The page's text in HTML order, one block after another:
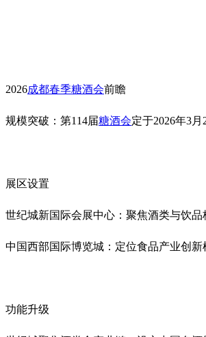
2026成都春季糖酒会前瞻
‌规模突破‌：‌第114届糖酒会定于2026年3
展区设置
世纪城新国际会展中心‌：聚焦酒类与饮
中国西部国际博览城‌：定位食品产业创
‌功能升级‌